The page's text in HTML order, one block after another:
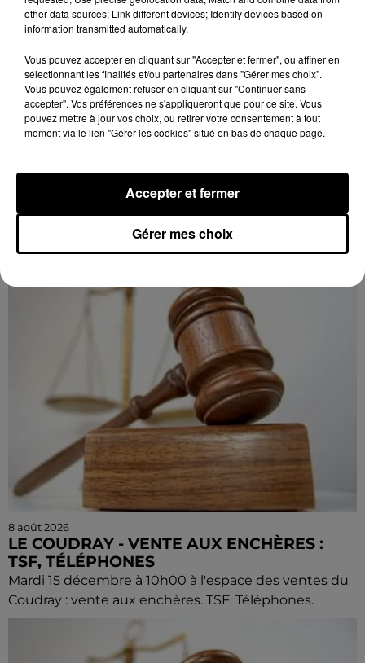
8 août 2026
CHORÉGRAPHIÉ
Vendredi 28 mai 2027 à 20h30 à la salle André Malraux
de Luisant : Combat chorégraphié. Spectacle-
conférence. Par la Compagnie Armata.
8 août 2026
LE COUDRAY - VENTE AUX ENCHÈRES :
TSF, TÉLÉPHONES
Mardi 15 décembre à 10h00 à l'espace des ventes du
Coudray : vente aux enchères. TSF. Téléphones.
other data sources; Link different devices; Identify devices based on
information transmitted automatically.
Vous pouvez accepter en cliquant sur "Accepter et fermer", ou affiner en
sélectionnant les finalités et/ou partenaires dans "Gérer mes choix".
Vous pouvez également refuser en cliquant sur "Continuer sans
accepter". Vos préférences ne s'appliqueront que pour ce site. Vous
pouvez mettre à jour vos choix, ou retirer votre consentement à tout
moment via le lien "Gérer les cookies" situé en bas de chaque page.
Gérer mes choix
Accepter et fermer